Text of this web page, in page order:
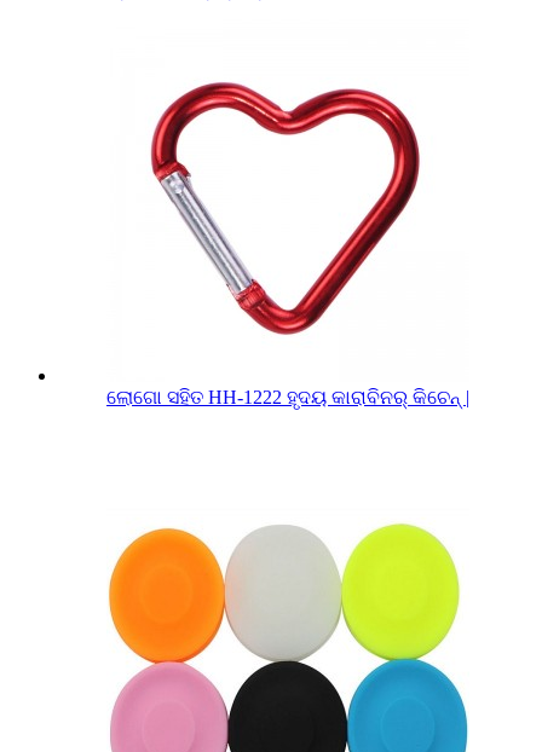
ଲୋଗୋ ସହିତ HH-1222 ହୃଦୟ କାରାବିନର୍ କିଚେନ୍ |